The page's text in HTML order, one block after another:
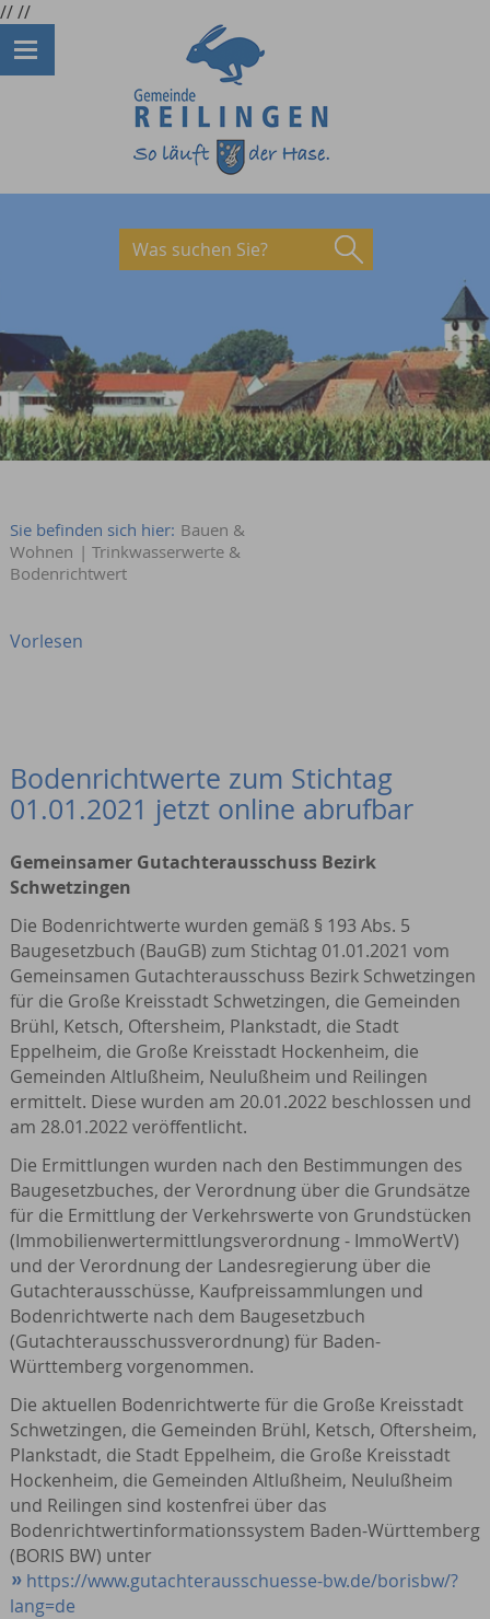
////
Was suchen Sie?
Sie befinden sich hier: Bauen &
Wohnen | Trinkwasserwerte &
Bodenrichtwert
Vorlesen
Bodenrichtwerte zum Stichtag
01.01.2021 jetzt online abrufbar
Gemeinsamer Gutachterausschuss Bezirk
Schwetzingen
Die Bodenrichtwerte wurden gemäß § 193 Abs. 5
Baugesetzbuch (BauGB) zum Stichtag 01.01.2021 vom
Gemeinsamen Gutachterausschuss Bezirk Schwetzingen
für die Große Kreisstadt Schwetzingen, die Gemeinden
Brühl, Ketsch, Oftersheim, Plankstadt, die Stadt
Eppelheim, die Große Kreisstadt Hockenheim, die
Gemeinden Altlußheim, Neulußheim und Reilingen
ermittelt. Diese wurden am 20.01.2022 beschlossen und
am 28.01.2022 veröffentlicht.
Die Ermittlungen wurden nach den Bestimmungen des
Baugesetzbuches, der Verordnung über die Grundsätze
für die Ermittlung der Verkehrswerte von Grundstücken
(Immobilienwertermittlungsverordnung - ImmoWertV)
und der Verordnung der Landesregierung über die
Gutachterausschüsse, Kaufpreissammlungen und
Bodenrichtwerte nach dem Baugesetzbuch
(Gutachterausschussverordnung) für Baden-
Württemberg vorgenommen.
Die aktuellen Bodenrichtwerte für die Große Kreisstadt
Schwetzingen, die Gemeinden Brühl, Ketsch, Oftersheim,
Plankstadt, die Stadt Eppelheim, die Große Kreisstadt
Hockenheim, die Gemeinden Altlußheim, Neulußheim
und Reilingen sind kostenfrei über das
Bodenrichtwertinformationssystem Baden-Württemberg
(BORIS BW) unter
https://www.gutachterausschuesse-bw.de/borisbw/?
lang=de